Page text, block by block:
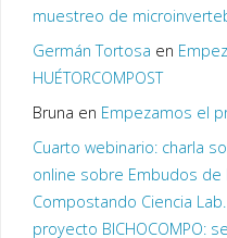
muestreo de
Germán Tortosa en
HUÉTORCOMPOST
Bruna en Empezamos el
Cuarto webinario: charla
online sobre Embudos de
Compostando Ciencia Lab.
proyecto BICHOCOMPO: